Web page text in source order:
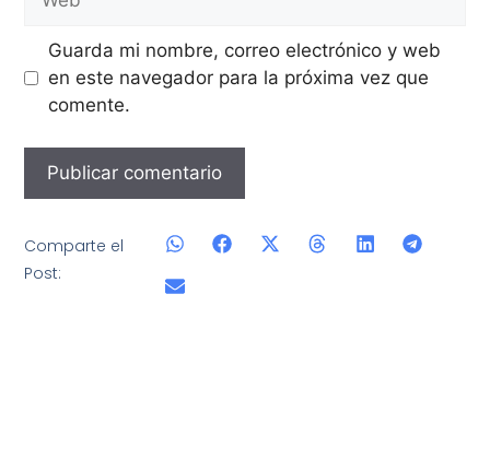
Guarda mi nombre, correo electrónico y web
en este navegador para la próxima vez que
comente.
Comparte el
Post: